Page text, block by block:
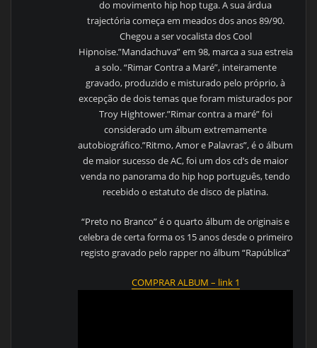
do movimento hip hop tuga. A sua árdua
trajectória começa em meados dos anos 89/90.
Chegou a ser vocalista dos Cool
Hipnoise.”Mandachuva” em 98, marca a sua estreia
a solo. “Rimar Contra a Maré”, inteiramente
gravado, produzido e misturado pelo próprio, à
excepção de dois temas que foram misturados por
Troy Hightower.”Rimar contra a maré” foi
considerado um álbum extremamente
autobiográfico.”Ritmo, Amor e Palavras”, é o álbum
de maior sucesso de AC, foi um dos cd’s de maior
venda no panorama do hip hop português, tendo
recebido o estatuto de disco de platina.
“Preto no Branco” é o quarto álbum de originais e
celebra de certa forma os 15 anos desde o primeiro
registo gravado pelo rapper no álbum “Rapública”
COMPRAR ALBUM – link 1